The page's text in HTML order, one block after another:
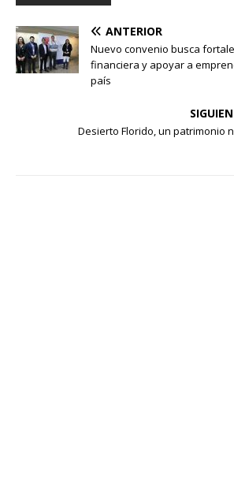
ANTERIOR
Nuevo convenio busca
financiera y apoyar a
país
Desierto Florido, un patrimonio